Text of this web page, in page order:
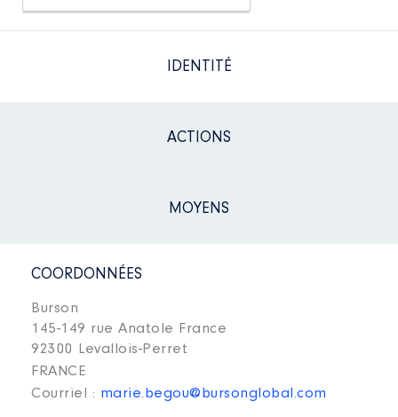
IDENTITÉ
ACTIONS
MOYENS
COORDONNÉES
Burson
145-149 rue Anatole France
92300 Levallois-Perret
FRANCE
Courriel : marie.begou@bursonglobal.com